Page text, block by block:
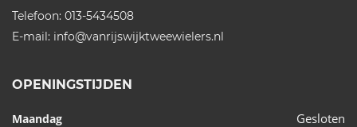
Telefoon: 013-5434508
E-mail: info@vanrijswijktweewielers.nl
OPENINGSTIJDEN
Maandag Gesloten